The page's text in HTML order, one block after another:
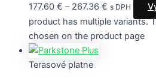
177.60 € – 267.36 € s DPH
product has multiple variants.
chosen on the product page
Terasové platne